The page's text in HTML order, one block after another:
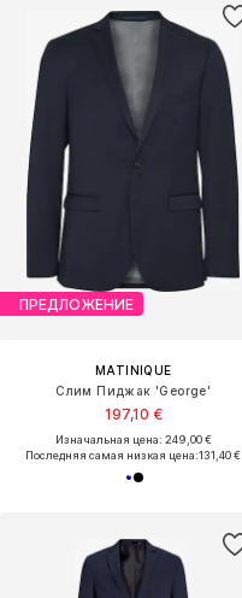
ПРЕДЛОЖЕНИЕ
MATINIQUE
Слим Пиджак 'George'
197,10 €
Изначальная цена: 249,00 €
Последняя самая низкая цена:131,40 €